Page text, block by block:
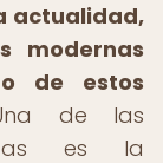
actualidad,
modernas
de estos
de las
es la